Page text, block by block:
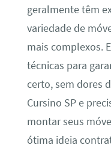
geralmente têm
variedade de
mais complexos.
técnicas para
certo, sem dores
Cursino SP e
montar seus
ótima ideia